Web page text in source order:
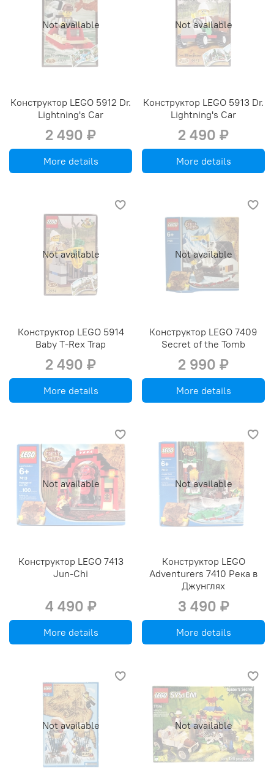
Not available
Конструктор LEGO 5912 Dr.
Lightning's Car
2 490 ₽
More details
Not available
Конструктор LEGO 5913 Dr.
Lightning's Car
2 490 ₽
More details
Not available
Конструктор LEGO 5914
Baby T-Rex Trap
2 490 ₽
More details
Not available
Конструктор LEGO 7409
Secret of the Tomb
2 990 ₽
More details
Not available
Конструктор LEGO 7413
Jun-Chi
4 490 ₽
More details
Not available
Конструктор LEGO
Adventurers 7410 Река в
Джунглях
3 490 ₽
More details
Not available Not available